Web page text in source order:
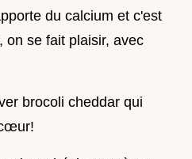
du calcium et c'est
on se fait plaisir, avec
brocoli cheddar qui